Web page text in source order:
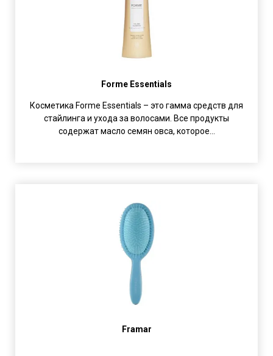
Forme Essentials
Косметика Forme Essentials – это гамма средств для
стайлинга и ухода за волосами. Все продукты
содержат масло семян овса, которое...
Framar